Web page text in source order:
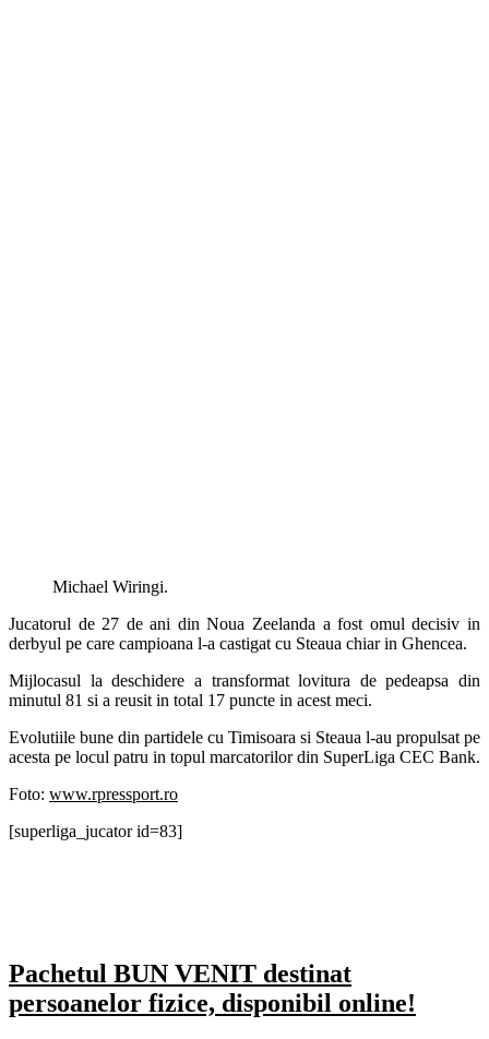
Michael Wiringi.
Jucatorul de 27 de ani din Noua Zeelanda a fost omul decisiv in
derbyul pe care campioana l-a castigat cu Steaua chiar in Ghencea.
Mijlocasul la deschidere a transformat lovitura de pedeapsa din
minutul 81 si a reusit in total 17 puncte in acest meci.
Evolutiile bune din partidele cu Timisoara si Steaua l-au propulsat pe
acesta pe locul patru in topul marcatorilor din SuperLiga CEC Bank.
Foto: www.rpressport.ro
[superliga_jucator id=83]
Pachetul BUN VENIT destinat
persoanelor fizice, disponibil online!